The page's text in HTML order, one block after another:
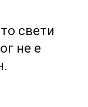
свети
не е